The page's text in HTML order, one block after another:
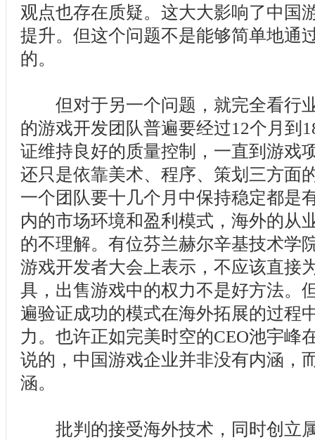
观点也存在质疑。这大大影响了中国
提升。但这个问题不是能够简单地通
的。
但对于另一个问题，就完全看行
的游戏开发团队普遍要经过12个月到
证维持良好的质量控制，一直到游戏
还只是依靠美术、程序、策划三方面
一个团队要十几个月中保持稳定都是
内的市场环境和盈利模式，海外的从
的不理解。有位芬兰赫尔辛基技术学
游戏开发者大会上表示，不应该直接
具，出售游戏中的权力不是好方法。
遍验证成功的模式在海外拓展的过程
力。也许正如完美时空的CEO池宇峰
说的，中国游戏企业并非没有内涵，
涵。
批判的接受海外技术，同时创立